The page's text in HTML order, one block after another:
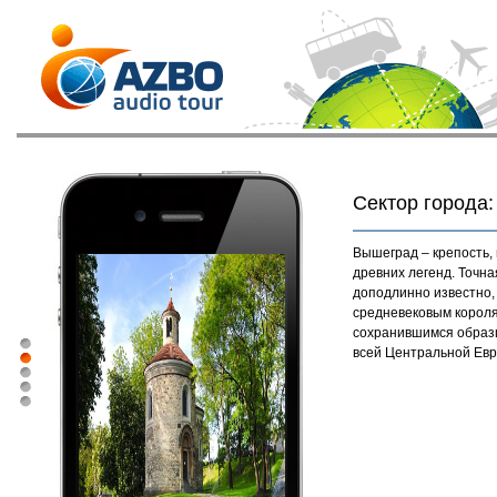
Сектор
Вышеград –
древних легенд.
доподлинно
средневековым
сохранившимся
всей Центральной